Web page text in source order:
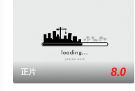
正片 8.0